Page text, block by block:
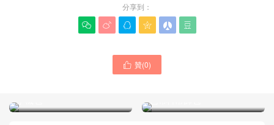
分享到：
     
 贊(0)
FENDI官方旗艦店官網新款
芬迪女士包官方圖片大全